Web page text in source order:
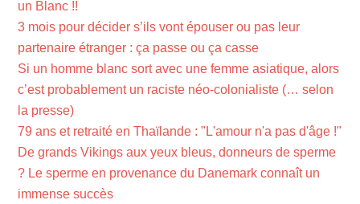
un Blanc !!
3 mois pour décider s’ils vont épouser ou pas leur
partenaire étranger : ça passe ou ça casse
Si un homme blanc sort avec une femme asiatique, alors
c’est probablement un raciste néo-colonialiste (… selon
la presse)
79 ans et retraité en Thaïlande : "L'amour n'a pas d'âge !"
De grands Vikings aux yeux bleus, donneurs de sperme
? Le sperme en provenance du Danemark connaît un
immense succès